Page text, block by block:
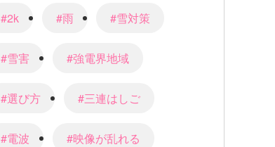
#2k #雨 #雪対策
#雪害 #強電界地域
#選び方 #三連はしご
#電波 #映像が乱れる